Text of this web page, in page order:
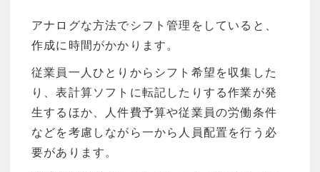
アナログな方法でシフト管理をしていると、
作成に時間がかかります。
従業員一人ひとりからシフト希望を収集した
り、表計算ソフトに転記したりする作業が発
生するほか、人件費予算や従業員の労働条件
などを考慮しながら一から人員配置を行う必
要があります。